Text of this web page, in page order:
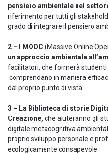
pensiero ambientale nel
riferimento per tutti gli
grado di integrare il pensiero
2 – I MOOC (Massive Online
un approccio ambientale
facilitatori, che formerà
comprendano in maniera
dal proprio punto di vista
3 – La Biblioteca di storie
Creazione, che aiuteranno gli
digitale metacognitiva
proprio sviluppo personale e
ecologicamente consapevole